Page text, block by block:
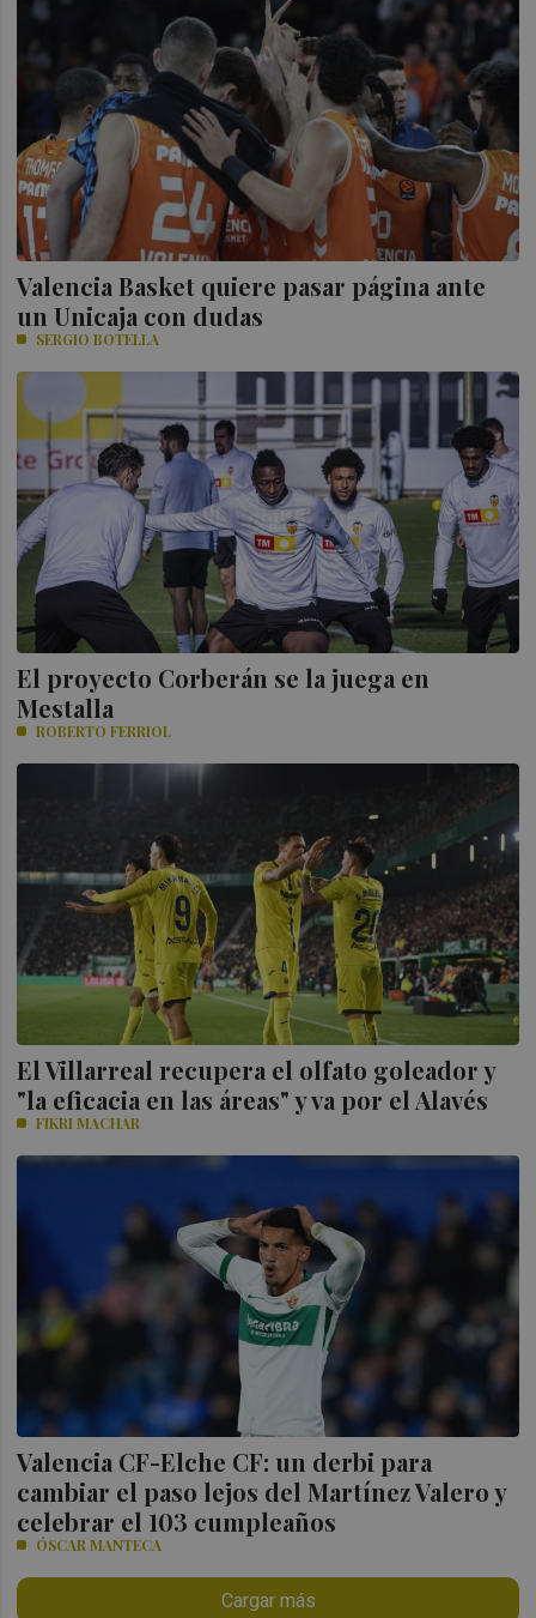
Valencia Basket quiere pasar página ante
un Unicaja con dudas
SERGIO BOTELLA
⁠El proyecto Corberán se la juega en
Mestalla
ROBERTO FERRIOL
El Villarreal recupera el olfato goleador y
"la eficacia en las áreas" y va por el Alavés
FIKRI MACHAR
Valencia CF-Elche CF: un derbi para
cambiar el paso lejos del Martínez Valero y
celebrar el 103 cumpleaños
ÓSCAR MANTECA
Cargar más